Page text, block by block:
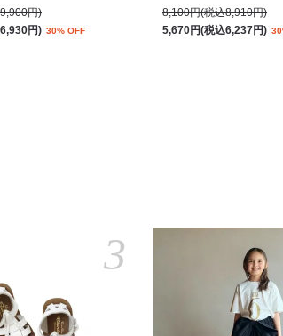
円)
円) 30% OFF
8,100円(税込8,910円)
5,670円(税込6,237円)
3